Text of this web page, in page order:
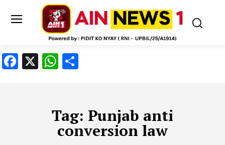
Facebook
X WhatsApp
Tag: Punjab anti
conversion law